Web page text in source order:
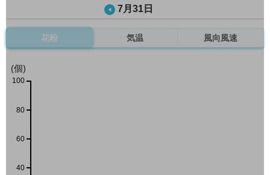
7月31日
花粉 気温 風向風速
(個)
40
60
80
100